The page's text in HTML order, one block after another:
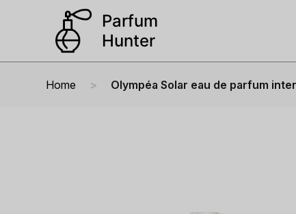
Home Olympéa Solar eau de parfum